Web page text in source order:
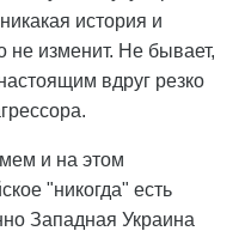
история и
не изменит. Не бывает,
вдруг резко
и на этом
"никогда" есть
Западная Украина